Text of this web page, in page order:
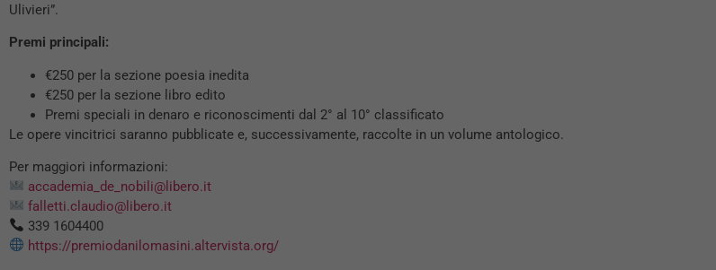
Ulivieri”.
Premi principali:
€250 per la sezione poesia inedita
€250 per la sezione libro edito
Premi speciali in denaro e riconoscimenti dal 2° al 10° classificato
Le opere vincitrici saranno pubblicate e, successivamente, raccolte in un volume antologico.
Per maggiori informazioni:
accademia_de_nobili@libero.it
falletti.claudio@libero.it
339 1604400
https://premiodanilomasini.altervista.org/